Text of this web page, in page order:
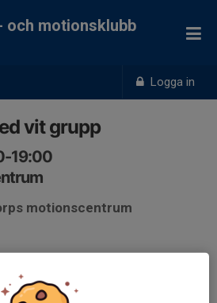
Logga in
och motionsklubb
vit grupp
19:00
motionscentrum